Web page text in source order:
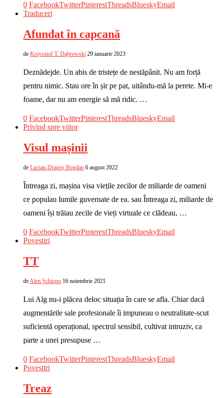
0 FacebookTwitterPinterestThreadsBlueskyEmail
Traduceri
Afundat în capcană
de Krzysztof T. Dąbrowski 29 ianuarie 2023
Deznădejde. Un abis de tristețe de nestăpânit. Nu am forță
pentru nimic. Stau ore în șir pe pat, uitându-mă la perete. Mi-e
foame, dar nu am energie să mă ridic. …
0 FacebookTwitterPinterestThreadsBlueskyEmail
Privind spre viitor
Visul mașinii
de Lucian-Dragoș Bogdan 6 august 2022
Întreaga zi, mașina visa viețile zecilor de miliarde de oameni
ce populau lumile guvernate de ea. sau Întreaga zi, miliarde de
oameni își trăiau zecile de vieți virtuale ce clădeau, …
0 FacebookTwitterPinterestThreadsBlueskyEmail
Povestiri
TT
de Alen Șchiopu 16 noiembrie 2021
Lui Alg nu-i plăcea deloc situația în care se afla. Chiar dacă
augmentările sale profesionale îi impuneau o neutralitate-scut
suficientă operațional, spectrul sensibil, cultivat intruziv, ca
parte a unei presupuse …
0 FacebookTwitterPinterestThreadsBlueskyEmail
Povestiri
Treaz